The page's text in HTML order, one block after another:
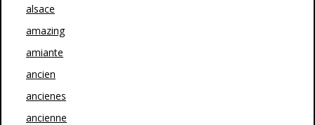
alsace
amazing
amiante
ancien
ancienes
ancienne